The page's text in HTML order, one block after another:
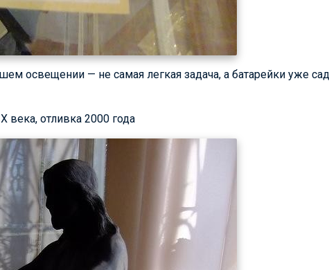
освещении — не самая легкая задача, а батарейки уже
века, отливка 2000 года